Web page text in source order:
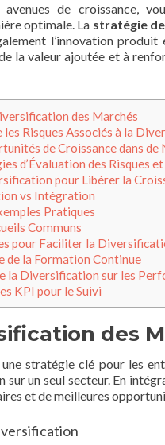
de croissance,
optimale. La stratégie
l’innovation produit
la valeur ajoutée et à
des Marchés
les Risques Associés à la
de Croissance dans de
d’Évaluation des Risques
pour Libérer la
vs Intégration
Pratiques
Communs
pour Faciliter la
de la Formation Continue
la Diversification sur les
KPI pour le Suivi
des
stratégie clé pour les
un seul secteur. En
et de meilleures